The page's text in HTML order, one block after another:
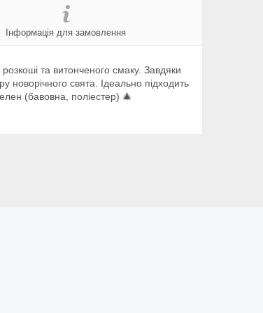
Інформація для замовлення
та витонченого смаку. Завдяки
новорічного свята. Ідеально підходить
(бавовна, поліестер) 🎄